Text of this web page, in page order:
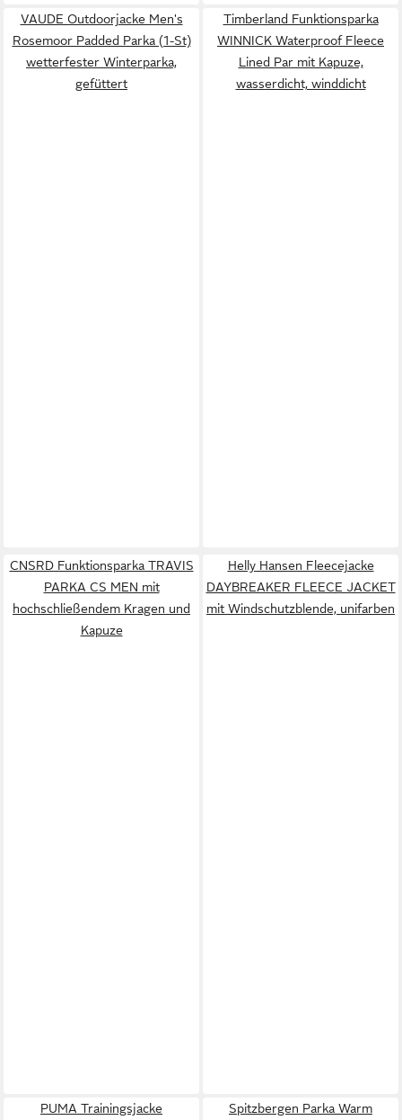
VAUDE Outdoorjacke Men's
Rosemoor Padded Parka (1-St)
wetterfester Winterparka,
gefüttert
Timberland Funktionsparka
WINNICK Waterproof Fleece
Lined Par mit Kapuze,
wasserdicht, winddicht
CNSRD Funktionsparka TRAVIS
PARKA CS MEN mit
hochschließendem Kragen und
Kapuze
Helly Hansen Fleecejacke
DAYBREAKER FLEECE JACKET
mit Windschutzblende, unifarben
PUMA Trainingsjacke Spitzbergen Parka Warm